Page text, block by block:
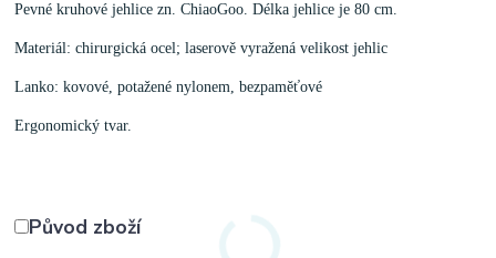
Pevné kruhové jehlice zn. ChiaoGoo. Délka jehlice je 80 cm.
Materiál: chirurgická ocel; laserově vyražená velikost jehlic
Lanko: kovové, potažené nylonem, bezpaměťové
Ergonomický tvar.
Původ zboží